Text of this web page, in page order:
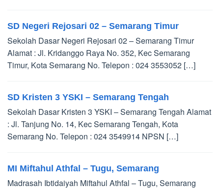
SD Negeri Rejosari 02 – Semarang Timur
Sekolah Dasar Negeri Rejosari 02 – Semarang Timur
Alamat : Jl. Kridanggo Raya No. 352, Kec Semarang
Timur, Kota Semarang No. Telepon : 024 3553052 […]
SD Kristen 3 YSKI – Semarang Tengah
Sekolah Dasar Kristen 3 YSKI – Semarang Tengah Alamat
: Jl. Tanjung No. 14, Kec Semarang Tengah, Kota
Semarang No. Telepon : 024 3549914 NPSN […]
MI Miftahul Athfal – Tugu, Semarang
Madrasah Ibtidaiyah Miftahul Athfal – Tugu, Semarang